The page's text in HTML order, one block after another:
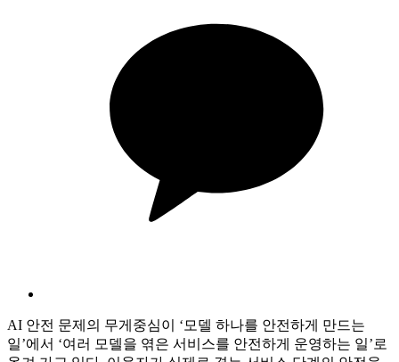
AI 안전 문제의 무게중심이 ‘모델 하나를 안전하게 만드는
일’에서 ‘여러 모델을 엮은 서비스를 안전하게 운영하는 일’로